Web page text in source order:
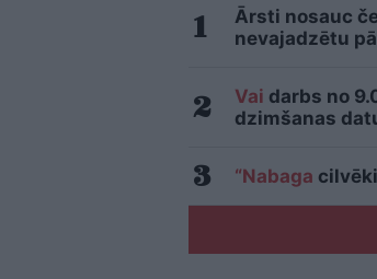
Ārsti nosauc
nevajadzētu
Vai darbs no
dzimšanas
“Nabaga